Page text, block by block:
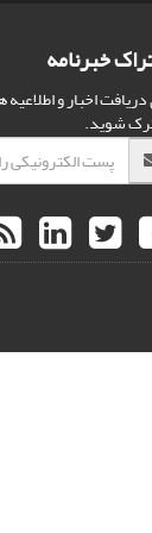
خبرنامه
دریافت اخبار و
شوید.